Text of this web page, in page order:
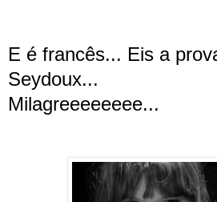
E é francês... Eis a
Seydoux...
Milagreeeeeeee...